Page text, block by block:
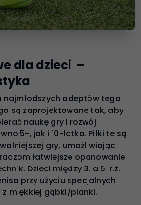
dla dzieci –
najmłodszych adeptów tego
są zaprojektowane tak, aby
naukę gry i rozwój
5-, jak i 10-latka. Piłki te są
gry, umożliwiając
łatwiejsze opanowanie
Dzieci między 3. a 5. r.ż.
przy użyciu specjalnych
z miękkiej gąbki/pianki.